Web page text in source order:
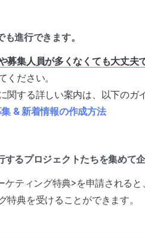
進行できます。
募集人員が多くなくても大丈夫
ください。
関する詳しい案内は、以下の
& 新着情報の作成方法
るプロジェクトたちを集めて
ケティング特典>を申請される
特典を受けることができます。